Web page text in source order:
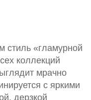
стиль «гламурной
коллекций
мрачно
с яркими
дерзкой